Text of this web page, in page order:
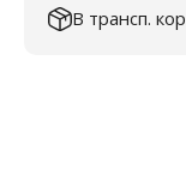
В трансп.